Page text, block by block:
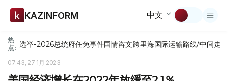
KAZINFORM 中文
热
点: 选举-2026总统府任免事件国情咨文跨里海国际运输路线/中间走廊
07:43, 27 1月 2023